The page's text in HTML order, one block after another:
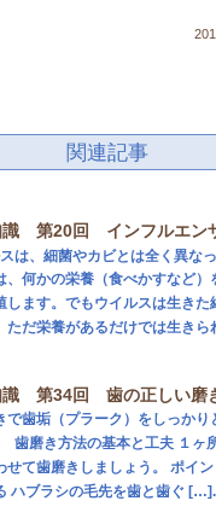
関連記事
識 第20回 インフルエン
は、細菌やカビとは全く異な
、何かの栄養（食べかすなど）
します。でもウイルスは生きた
ただ栄養があるだけでは生き
識 第34回 歯の正しい磨
で歯垢（プラーク）をしっかり
磨き方法の基本と工夫 １ヶ
せて歯磨きしましょう。 ポ
ハブラシの毛先を歯と歯ぐ